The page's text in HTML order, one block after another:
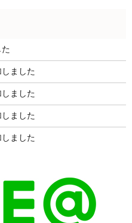
ました
ました
ました
ました